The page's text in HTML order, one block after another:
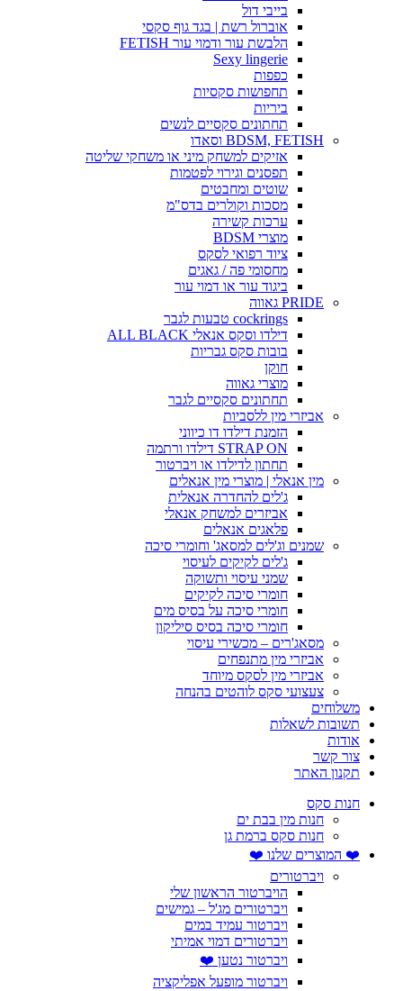
בייבי דול
אוברול רשת | בגד גוף סקסי
הלבשת עור ודמוי עור FETISH
Sexy lingerie
כפפות
תחפושות סקסיות
ביריות
תחתונים סקסיים לנשים
BDSM, FETISH וסאדו
אזיקים למשחק מיני או משחקי שליטה
תפסנים וגירוי לפטמות
שוטים ומחבטים
מסכות וקולרים בדס"מ
ערכות קשירה
מוצרי BDSM
ציוד רפואי לסקס
מחסומי פה / גאגים
ביגוד עור או דמוי עור
PRIDE גאווה
cockrings טבעות לגבר
דילדו וסקס אנאלי ALL BLACK
בובות סקס גבריות
חוקן
מוצרי גאווה
תחתונים סקסיים לגבר
אביזרי מין ללסביות
הזמנת דילדו דו כיווני
STRAP ON דילדו ורתמה
תחתון לדילדו או ויברטור
מין אנאלי | מוצרי מין אנאלים
ג'לים להחדרה אנאלית
אביזרים למשחק אנאלי
פלאגים אנאלים
שמנים וג'לים למסאג' וחומרי סיכה
ג'לים לקיקים לעיסוי
שמני עיסוי ותשוקה
חומרי סיכה לקיקים
חומרי סיכה על בסיס מים
חומרי סיכה בסיס סיליקון
מסאג'רים – מכשירי עיסוי
אביזרי מין מתנפחים
אביזרי מין לסקס מיוחד
צעצועי סקס לוהטים בהנחה
משלוחים
תשובות לשאלות
אודות
צור קשר
תקנון האתר
חנות סקס
חנות מין בבת ים
חנות סקס ברמת גן
❤️ המוצרים שלנו ❤️
ויברטורים
הויברטור הראשון שלי
ויברטורים מג'ל – גמישים
ויברטור עמיד במים
ויברטורים דמוי אמיתי
ויברטור נטען ❤️
ויברטור מופעל אפליקציה